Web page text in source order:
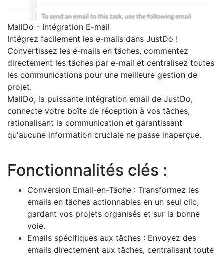
MailDo - Intégration E-mail
Intégrez facilement les e-mails dans JustDo !
Convertissez les e-mails en tâches, commentez
directement les tâches par e-mail et centralisez toutes
les communications pour une meilleure gestion de
projet.
MailDo, la puissante intégration email de JustDo,
connecte votre boîte de réception à vos tâches,
rationalisant la communication et garantissant
qu'aucune information cruciale ne passe inaperçue.
Fonctionnalités clés :
Conversion Email-en-Tâche : Transformez les
emails en tâches actionnables en un seul clic,
gardant vos projets organisés et sur la bonne
voie.
Emails spécifiques aux tâches : Envoyez des
emails directement aux tâches, centralisant toute